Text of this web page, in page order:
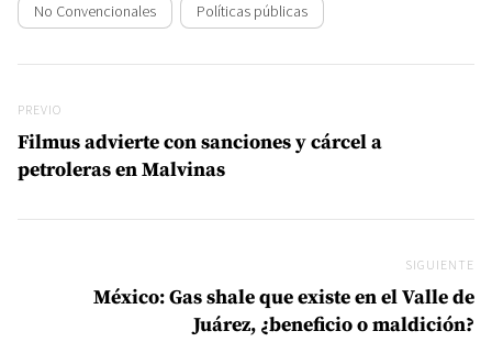
No Convencionales Políticas públicas
Previo
PREVIO
Filmus advierte con sanciones y cárcel a
petroleras en Malvinas
SIGUIENTE
México: Gas shale que existe en el Valle de
Juárez, ¿beneficio o maldición?